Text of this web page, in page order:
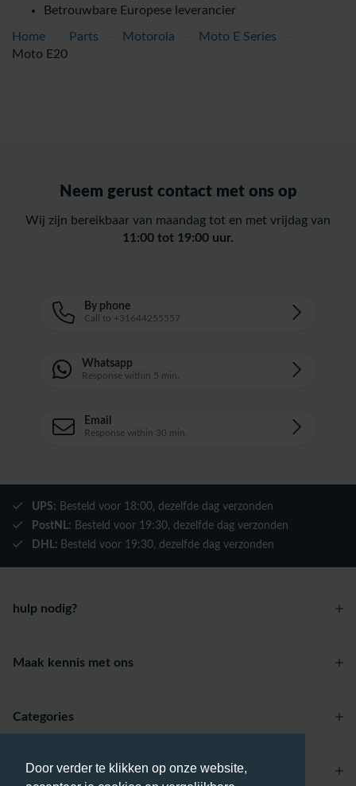
Door verder te klikken op onze website,
Betrouwbare Europese leverancier
Home Parts Motorola Moto E Series
Moto E20
Neem gerust contact met ons op
Wij zijn bereikbaar van maandag tot en met vrijdag van
11:00 tot 19:00 uur.
By phone
Call to +31644255557
Whatsapp
Response within 5 min.
Email
Response within 30 min.
UPS: Besteld voor 18:00, dezelfde dag verzonden
PostNL: Besteld voor 19:30, dezelfde dag verzonden
DHL: Besteld voor 19:30, dezelfde dag verzonden
hulp nodig?
Maak kennis met ons
Categories
Account